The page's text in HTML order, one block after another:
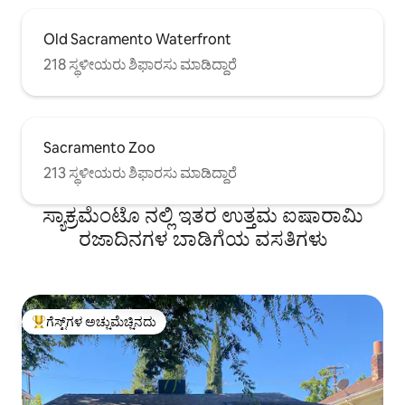
Old Sacramento Waterfront
218 ಸ್ಥಳೀಯರು ಶಿಫಾರಸು ಮಾಡಿದ್ದಾರೆ
Sacramento Zoo
213 ಸ್ಥಳೀಯರು ಶಿಫಾರಸು ಮಾಡಿದ್ದಾರೆ
ಸ್ಯಾಕ್ರಮೆಂಟೊ ನಲ್ಲಿ ಇತರ ಉತ್ತಮ ಐಷಾರಾಮಿ
ರಜಾದಿನಗಳ ಬಾಡಿಗೆಯ ವಸತಿಗಳು
ಗೆಸ್ಟ್‌ಗಳಿಗೆ ಅತಿ ಹೆಚ್ಚು ಅಚ್ಚುಮೆಚ್ಚಿನದು
ಗೆಸ್ಟ್‌ಗಳ ಅಚ್ಚುಮೆಚ್ಚಿನದು